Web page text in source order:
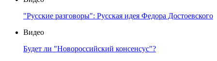
"Русские разговоры": Русская идея Федора Достоевского
Видео
Будет ли "Новороссийский консенсус"?